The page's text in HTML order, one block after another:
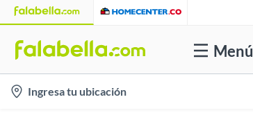
Menú
location-
icon
Ingresa tu ubicación